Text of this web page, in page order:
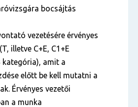
bocsájtás
vezetésére érvényes
illetve C+E, C1+E
kategória), amit a
előtt be kell mutatni a
Érvényes vezetői
a munka